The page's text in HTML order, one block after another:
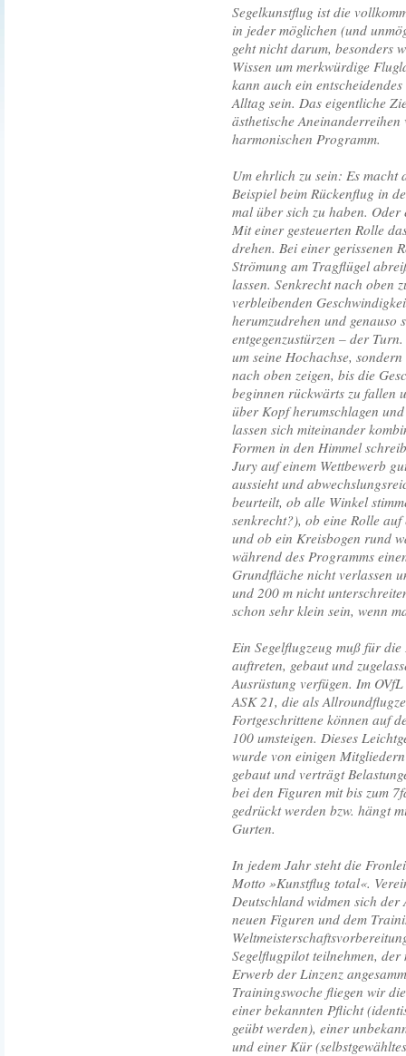
Segelkunstflug ist die
in jeder möglichen (und
geht nicht darum, besonders
Wissen um merkwürdige
kann auch ein
Alltag sein. Das eigentliche
ästhetische
harmonischen Programm.
Um ehrlich zu sein: Es
Beispiel beim Rückenflug in
mal über sich zu haben.
Mit einer gesteuerten Rolle
drehen. Bei einer gerissenen
Strömung am Tragflügel
lassen. Senkrecht nach oben
verbleibenden
herumzudrehen und genauso
entgegenzustürzen – der
um seine Hochachse,
nach oben zeigen, bis die
beginnen rückwärts zu fallen
über Kopf herumschlagen
lassen sich miteinander
Formen in den Himmel
Jury auf einem Wettbewerb
aussieht und
beurteilt, ob alle Winkel
senkrecht?), ob eine Rolle
und ob ein Kreisbogen rund
während des Programms
Grundfläche nicht verlassen
und 200 m nicht
schon sehr klein sein, wenn
Ein Segelflugzeug muß für
auftreten, gebaut und
Ausrüstung verfügen. Im
ASK 21, die als
Fortgeschrittene können auf
100 umsteigen. Dieses
wurde von einigen
gebaut und verträgt
bei den Figuren mit bis zum
gedrückt werden bzw. hängt
Gurten.
In jedem Jahr steht die
Motto »Kunstflug total«.
Deutschland widmen sich
neuen Figuren und dem
Segelflugpilot teilnehmen,
Erwerb der Linzenz
Trainingswoche fliegen wir
einer bekannten Pflicht
geübt werden), einer
und einer Kür